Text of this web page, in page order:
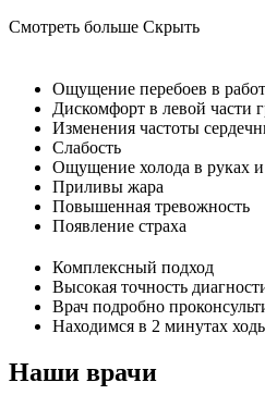
Смотреть больше Скрыть
Ощущение перебоев в
Дискомфорт в левой части
Изменения частоты
Слабость
Ощущение холода в руках и
Приливы жара
Повышенная тревожность
Появление страха
Комплексный подход
Высокая точность
Врач подробно
Находимся в 2 минутах
Наши врачи